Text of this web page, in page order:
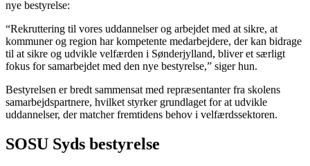
nye bestyrelse:
“Rekruttering til vores uddannelser og arbejdet med at sikre, at
kommuner og region har kompetente medarbejdere, der kan bidrage
til at sikre og udvikle velfærden i Sønderjylland, bliver et særligt
fokus for samarbejdet med den nye bestyrelse,” siger hun.
Bestyrelsen er bredt sammensat med repræsentanter fra skolens
samarbejdspartnere, hvilket styrker grundlaget for at udvikle
uddannelser, der matcher fremtidens behov i velfærdssektoren.
SOSU Syds bestyrelse